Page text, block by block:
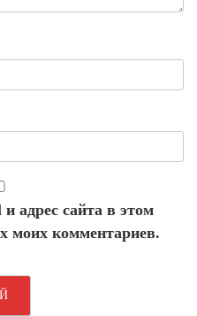
адрес сайта в этом
моих комментариев.